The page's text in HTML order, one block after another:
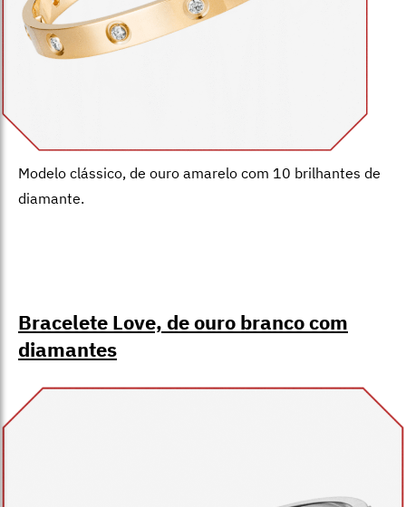
Modelo clássico, de ouro amarelo com 10 brilhantes de
diamante.
Bracelete Love, de ouro branco com
diamantes